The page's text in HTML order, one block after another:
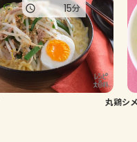
15分
丸鶏シ